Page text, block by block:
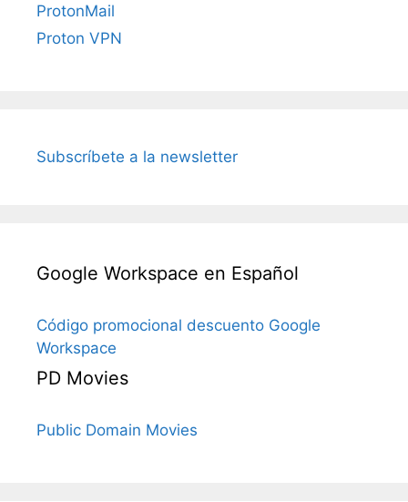
ProtonMail
Proton VPN
Subscríbete a la newsletter
Google Workspace en Español
Código promocional descuento Google
Workspace
PD Movies
Public Domain Movies